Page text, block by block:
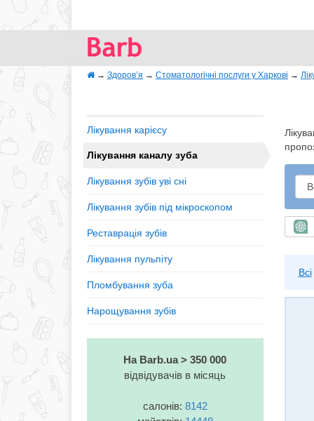
→ Здоров’я → Стоматологічні послуги у Харкові →
Всі
Лікування карієсу
Лікування каналу зуба
Лікування зубів уві сні
Лікування зубів під мікроскопом
Реставрація зубів
Лікування пульпіту
Пломбування зуба
Нарощування зубів
На Barb.ua > 350 000
відвідувачів в місяць
салонів: 8142